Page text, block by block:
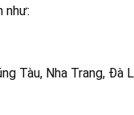
như:
Tàu, Nha Trang, Đà